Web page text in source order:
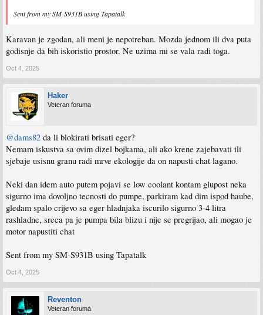
Sent from my SM-S931B using Tapatalk
Karavan je zgodan, ali meni je nepotreban. Mozda jednom ili dva puta
godisnje da bih iskoristio prostor. Ne uzima mi se vala radi toga.
Oct 4, 2025
Haker
Veteran foruma
@dams82 da li blokirati brisati eger?
Nemam iskustva sa ovim dizel bojkama, ali ako krene zajebavati ili
sjebaje usisnu granu radi mrve ekologije da on napusti chat lagano.
Neki dan idem auto putem pojavi se low coolant kontam glupost neka
sigurno ima dovoljno tecnosti do pumpe, parkiram kad dim ispod haube,
gledam spalo crijevo sa eger hladnjaka iscurilo sigurno 3-4 litra
rashladne, sreca pa je pumpa bila blizu i nije se pregrijao, ali mogao je
motor napustiti chat
Sent from my SM-S931B using Tapatalk
Oct 4, 2025
Reventon
Veteran foruma